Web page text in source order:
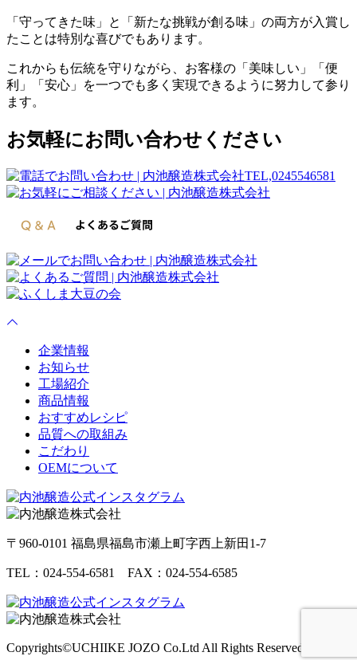
「守ってきた味」と「新たな挑戦が創る味」の両方が入賞し
たことは特別な喜びでもあります。
これからも伝統を守りながら、お客様の「美味しい」「便
利」「安心」を一つでも多く実現できるように努力して参り
ます。
お気軽にお問い合わせください
企業情報
お知らせ
工場紹介
商品情報
おすすめレシピ
品質への取組み
こだわり
OEMについて
〒960-0101 福島県福島市瀬上町字西上新田1-7
TEL：024-554-6581 FAX：024-554-6585
Copyrights©UCHIIKE JOZO Co.Ltd All Rights Reserved